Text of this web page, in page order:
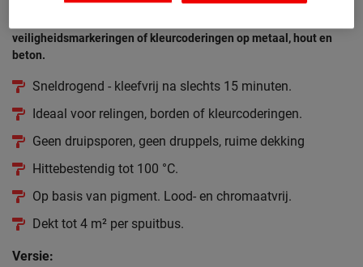
veiligheidsmarkeringen of kleurcoderingen op metaal, hout en
beton.
Sneldrogend - kleefvrij na slechts 15 minuten.
Ideaal voor relingen, borden of kleurcoderingen.
Geen druipsporen, geen druppels, ruime dekking
Hittebestendig tot 100 °C.
Op basis van pigment. Lood- en chromaatvrij.
Dekt tot 4 m² per spuitbus.
Versie: